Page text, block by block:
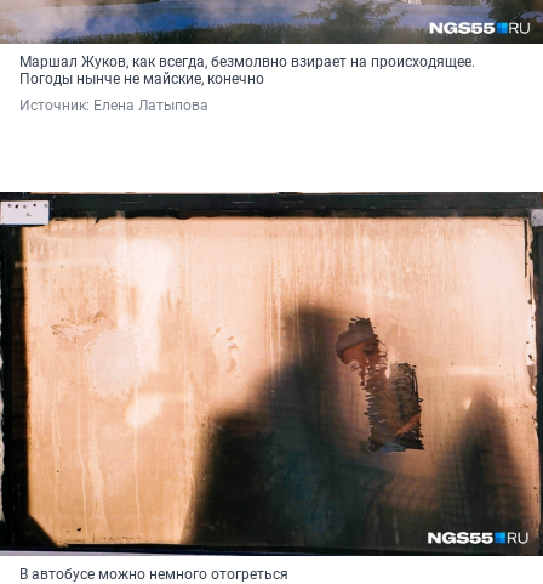
Маршал Жуков, как всегда, безмолвно взирает на происходящее.
Погоды нынче не майские, конечно
Источник: Елена Латыпова
В автобусе можно немного отогреться